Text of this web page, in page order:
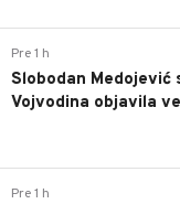
Pre 1 h
Slobodan Medojević
Vojvodina objavila
Pre 1 h